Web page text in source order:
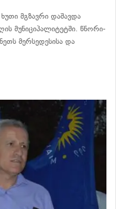
მგზავრი დაშავდა
მუნიციპალიტეტში. წნორი-
მერსედესისა და